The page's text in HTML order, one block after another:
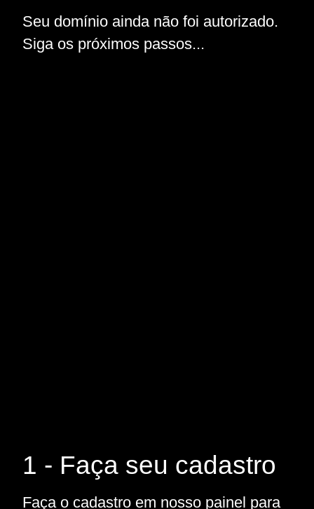
Seu domínio ainda não foi autorizado.
Siga os próximos passos...
1 - Faça seu cadastro
Faça o cadastro em nosso painel para